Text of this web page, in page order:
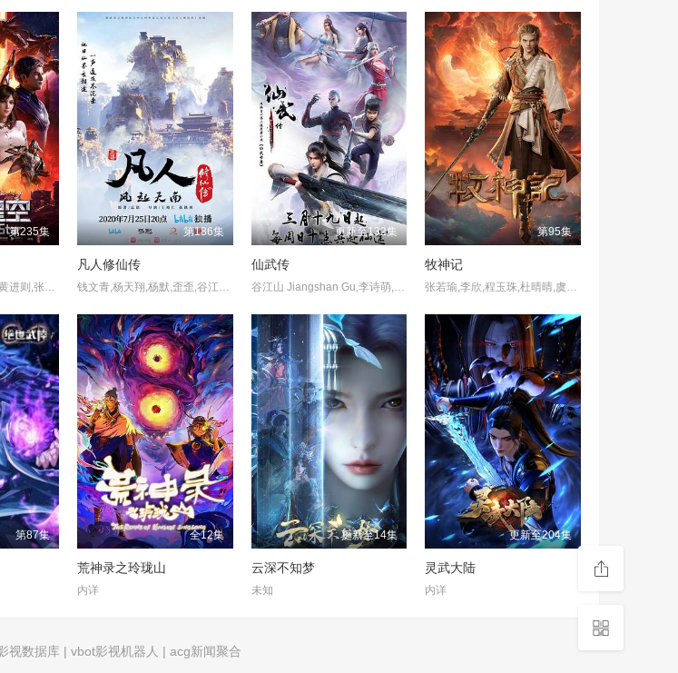
第235集
赵乾景,谢莹,宋国庆,黄进则,张若瑜
第186集
凡人修仙传
钱文青,杨天翔,杨默,歪歪,谷江山,乔诗语,佟心竹
更新至132集
仙武传
谷江山 Jiangshan Gu,李诗萌,聂曦映,贺文潇,罗梓弦,金弦,乔诗语,张占坤,苗壮,孙路路,关帅,杨凯祺,刘琮,张予佟,张加麒,星潮,胡亚捷,李逸,张家辉,周健,赵熠彤,姜秋再,吕思衡,方继炜,橙璃,兰陶倚,锦鲤,尹博一
第95集
牧神记
张若瑜,李欣,程玉珠,杜晴晴,虞晓旭,于凯隆,高嗣航,张恒,王宇航,刘宇轩,唐昊
第87集 全12集
荒神录之玲珑山
内详
更新至14集
云深不知梦
未知
更新至204集
灵武大陆
内详
视数据库 | vbot影视机器人 | acg新闻聚合